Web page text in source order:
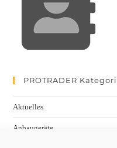
PROTRADER
Aktuelles
Anbaugeräte